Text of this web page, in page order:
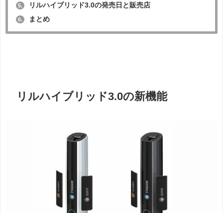
5. リルハイブリッド3.0の発売日と販売店
6. まとめ
リルハイブリッド3.0の新機能